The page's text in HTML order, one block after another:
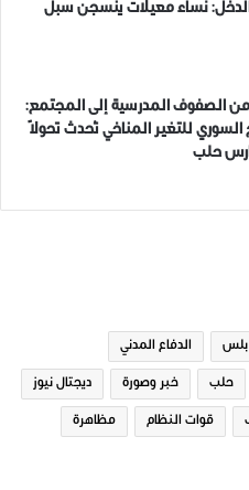
نساء معيلات ينسجن سبل
من الصفوف المدرسية إلى المجتمع:
السوري للتغير المناخي تُحدث تحولاً
حلب
بلس الدفاع المدني
حلب خبر وصورة ديجتال نيوز
قوات النظام مظاهرة